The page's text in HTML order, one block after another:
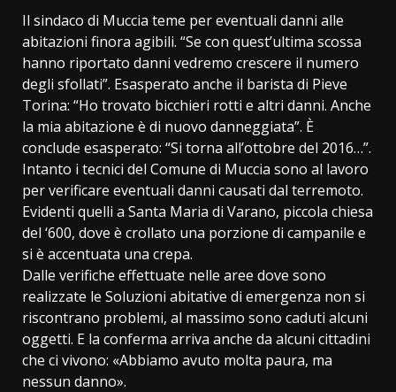
Il sindaco di Muccia teme per eventuali danni alle
abitazioni finora agibili. “Se con quest’ultima scossa
hanno riportato danni vedremo crescere il numero
degli sfollati”. Esasperato anche il barista di Pieve
Torina: “Ho trovato bicchieri rotti e altri danni. Anche
la mia abitazione è di nuovo danneggiata”. È
conclude esasperato: “Si torna all’ottobre del 2016…”.
Intanto i tecnici del Comune di Muccia sono al lavoro
per verificare eventuali danni causati dal terremoto.
Evidenti quelli a Santa Maria di Varano, piccola chiesa
del ‘600, dove è crollato una porzione di campanile e
si è accentuata una crepa.
Dalle verifiche effettuate nelle aree dove sono
realizzate le Soluzioni abitative di emergenza non si
riscontrano problemi, al massimo sono caduti alcuni
oggetti. E la conferma arriva anche da alcuni cittadini
che ci vivono: «Abbiamo avuto molta paura, ma
nessun danno».